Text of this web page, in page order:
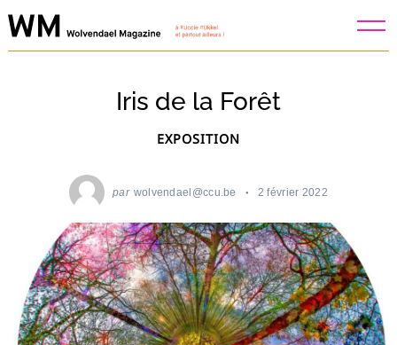
Skip
to
Iris de la Forêt
EXPOSITION
par wolvendael@ccu.be 2 février 2022